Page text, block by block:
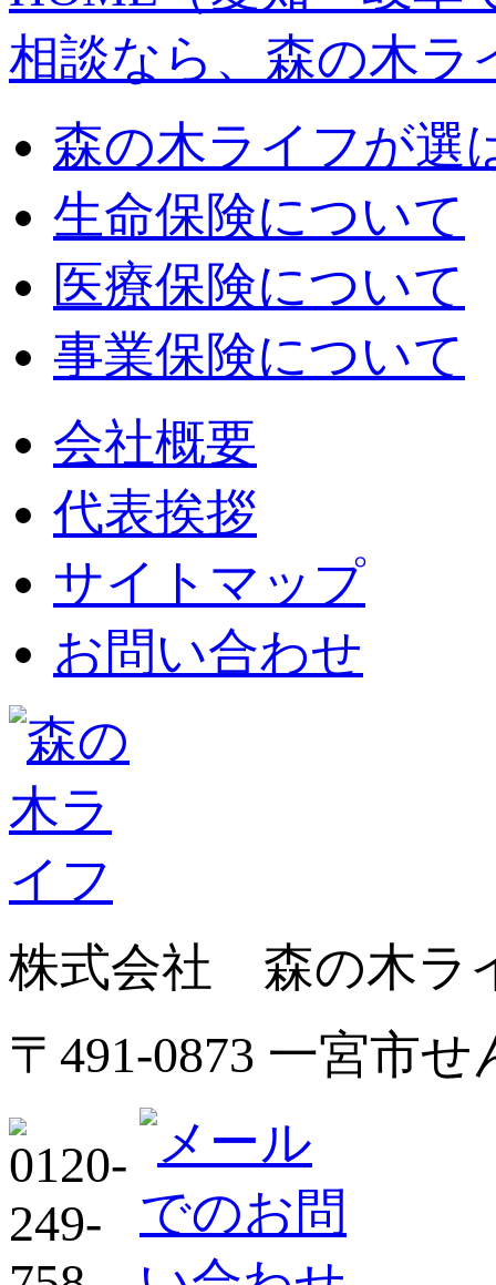
相談なら、森の木ラ
森の木ライフが選
生命保険について
医療保険について
事業保険について
会社概要
代表挨拶
サイトマップ
お問い合わせ
株式会社 森の木ラ
〒491-0873 一宮市